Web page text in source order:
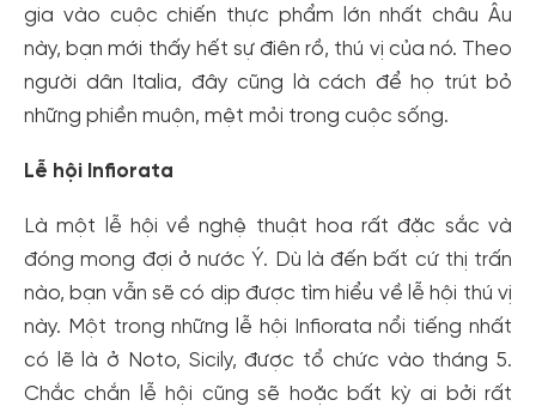
gia vào cuộc chiến thực phẩm lớn nhất châu Âu
này, bạn mới thấy hết sự điên rồ, thú vị của nó. Theo
người dân Italia, đây cũng là cách để họ trút bỏ
những phiền muộn, mệt mỏi trong cuộc sống.
Lễ hội Infiorata
Là một lễ hội về nghệ thuật hoa rất đặc sắc và
đóng mong đợi ở nước Ý. Dù là đến bất cứ thị trấn
nào, bạn vẫn sẽ có dịp được tìm hiểu về lễ hội thú vị
này. Một trong những lễ hội Infiorata nổi tiếng nhất
có lẽ là ở Noto, Sicily, được tổ chức vào tháng 5.
Chắc chắn lễ hội cũng sẽ hoặc bất kỳ ai bởi rất